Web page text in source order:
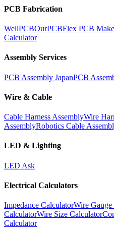
PCB Fabrication
WellPCBOurPCBFlex PCB
Calculator
Assembly Services
PCB Assembly JapanPCB
Wire & Cable
Cable Harness AssemblyWire
AssemblyRobotics Cable
LED & Lighting
LED Ask
Electrical Calculators
Impedance CalculatorWire
CalculatorWire Size Calculator
Calculator